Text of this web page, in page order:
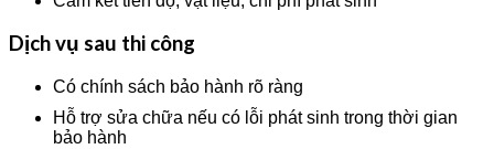
Dịch vụ sau thi công
Có chính sách bảo hành rõ ràng
Hỗ trợ sửa chữa nếu có lỗi phát sinh trong thời gian
bảo hành